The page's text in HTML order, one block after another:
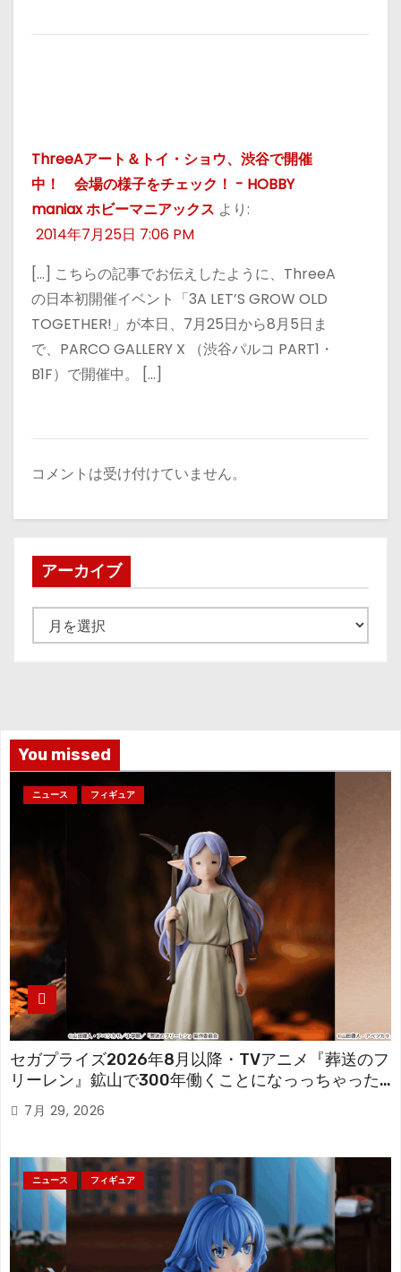
ThreeAアート＆トイ・ショウ、渋谷で開催
中！ 会場の様子をチェック！ - HOBBY
maniax ホビーマニアックス より:
2014年7月25日 7:06 PM
[…] こちらの記事でお伝えしたように、ThreeA
の日本初開催イベント「3A LET’S GROW OLD
TOGETHER!」が本日、7月25日から8月5日ま
で、PARCO GALLERY X （渋谷パルコ PART1・
B1F）で開催中。 […]
コメントは受け付けていません。
アーカイブ
ー
You missed
ニュース フィギュア
セガプライズ2026年8月以降・TVアニメ『葬送のフ
リーレン』鉱山で300年働くことになっっちゃった
「フリーレン」を立体化！
7月 29, 2026
ニュース フィギュア